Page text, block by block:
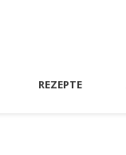
REZEPTE